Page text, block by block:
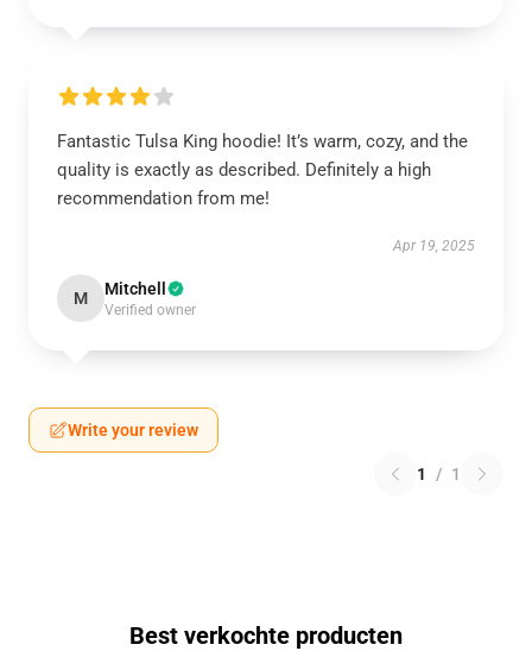
Fantastic Tulsa King hoodie! It’s warm, cozy, and the
quality is exactly as described. Definitely a high
recommendation from me!
Apr 19, 2025
M Mitchell
Verified owner
Write your review
1 / 1
Best verkochte producten